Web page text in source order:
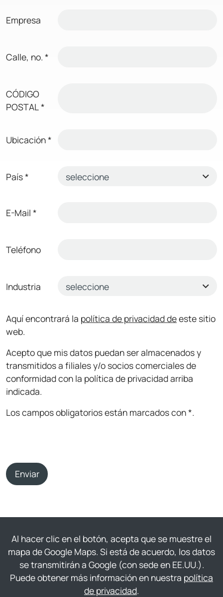
Empresa
Calle, no. *
CÓDIGO
POSTAL*
Ubicación*
País*
E-Mail *
Teléfono
Industria
Aquí encontrará la política de privacidad deeste sitio
web.
Acepto que mis datos puedan ser almacenados y
transmitidos a filiales y/o socios comerciales de
conformidad con la política de privacidad arriba
indicada.
Los campos obligatorios están marcados con *.
Enviar
Al hacer clic en el botón, acepta que se muestre el
mapa de Google Maps. Si está de acuerdo, los datos
se transmitirán a Google (con sede en EE.UU.).
Puede obtener más información en nuestra política
de privacidad.